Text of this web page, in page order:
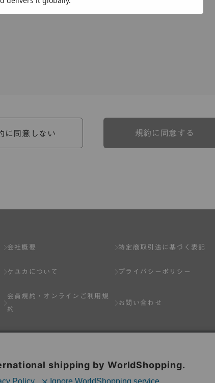
を構成するものとします。
、個別規定において特段の定めなき限り、個別規定の定めが優
ページへの入力、または弊社が別途指定する方法に従って提出
人で２アカウント以上を登録したと弊社が合理的な理由に基づ
いずれかの事由に該当する場合は、その登録を拒否し、また
いる場合。
に同意しない 規約に同意する
会社概要
ケユカについて
会員規約・
オンラインご利用規
約
Q&A
特定商取引法に基づく表記
プライバシーポリシー
お問い合わせ